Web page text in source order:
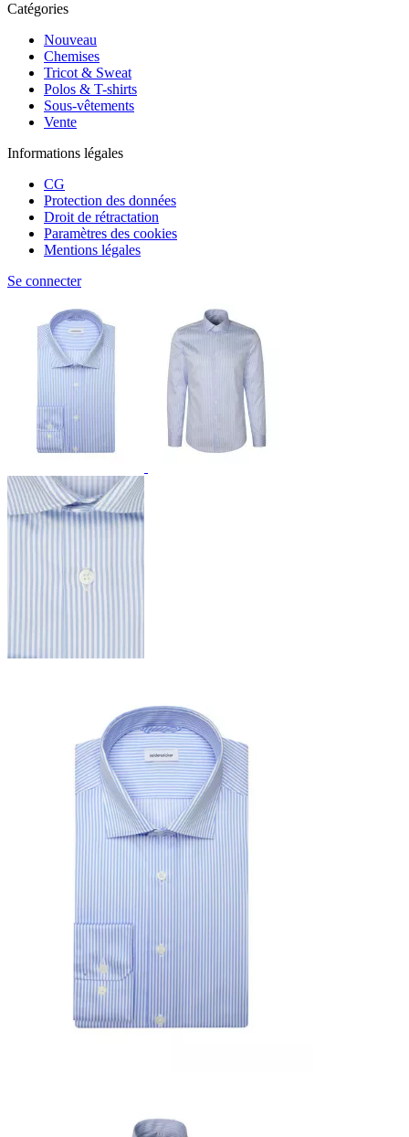
Catégories
Nouveau
Chemises
Tricot & Sweat
Polos & T-shirts
Sous-vêtements
Vente
Informations légales
CG
Protection des données
Droit de rétractation
Paramètres des cookies
Mentions légales
Se connecter